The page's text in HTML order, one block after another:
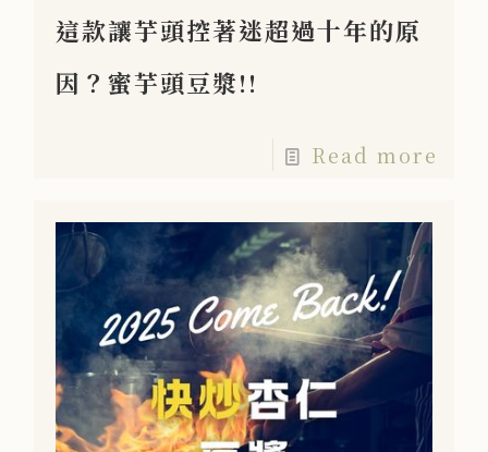
這款讓芋頭控著迷超過十年的原
因？蜜芋頭豆漿!!
Read more